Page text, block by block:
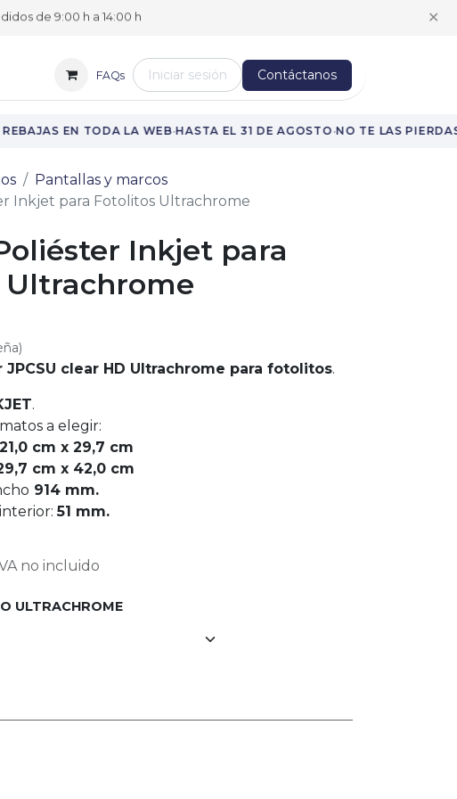
de 9:00 h a 14:00 h ✕
FAQs Iniciar sesión Contáctanos
REBAJAS EN TODA LA WEB·HASTA EL 31 DE AGOSTO·NO TE LAS PIERDAS·
Pantallas y marcos
Inkjet para Fotolitos Ultrachrome
Inkjet para
Ultrachrome
clear HD Ultrachrome para fotolitos.
.
a elegir:
21,0 cm x 29,7 cm
cm x 42,0 cm
914 mm.
51 mm.
no incluido
ULTRACHROME